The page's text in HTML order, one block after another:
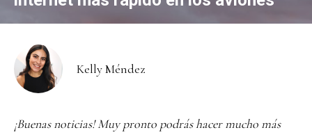
Kelly Méndez
¡Buenas noticias! Muy pronto podrás hacer mucho más